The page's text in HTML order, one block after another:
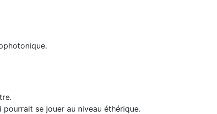
se jouer au niveau éthérique.